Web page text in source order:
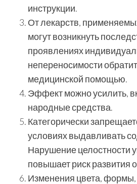
инструкции.
От лекарств,
могут возникнуть
проявлениях
непереносимости
медицинской помощью.
Эффект можно усилить,
народные средства.
Категорически
условиях выдавливать
Нарушение целостности
повышает риск развития
Изменения цвета, формы,